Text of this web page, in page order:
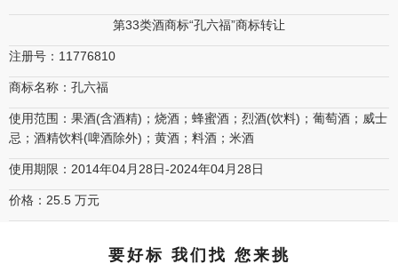
第33类酒商标“孔六福”商标转让
注册号：11776810
商标名称：孔六福
使用范围：果酒(含酒精)；烧酒；蜂蜜酒；烈酒(饮料)；葡萄酒；威士
忌；酒精饮料(啤酒除外)；黄酒；料酒；米酒
使用期限：2014年04月28日-2024年04月28日
价格：25.5 万元
要好标 我们找 您来挑